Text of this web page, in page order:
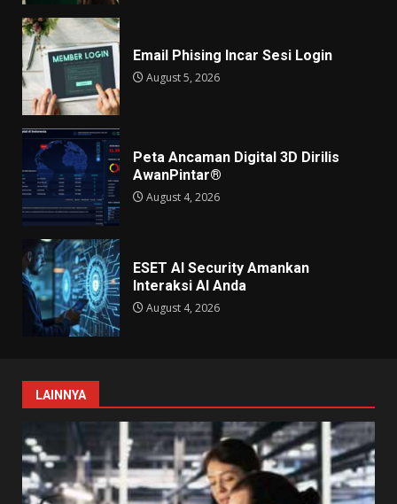
Email Phising Incar Sesi Login
August 5, 2026
Peta Ancaman Digital 3D Dirilis
AwanPintar®
August 4, 2026
ESET AI Security Amankan
Interaksi AI Anda
August 4, 2026
LAINNYA